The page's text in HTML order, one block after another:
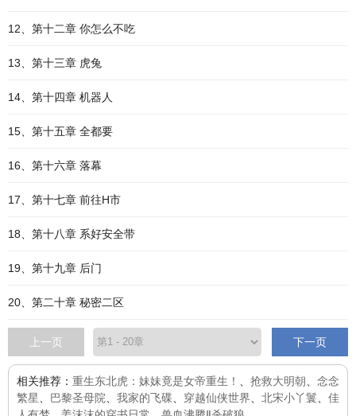
12、第十二章 你怎么不吃
13、第十三章 虎兔
14、第十四章 机器人
15、第十五章 全都要
16、第十六章 落幕
17、第十七章 前往H市
18、第十八章 系好安全带
19、第十九章 后门
20、第二十章 秘密二区
上一页 下一页
相关推荐： 重生东北虎：妹妹竟是女帝重生！ 抢救大明朝
念念
繁星
巴黎圣母院 我家的飞碟 穿越仙侠世界 北宋小丫鬟
佳